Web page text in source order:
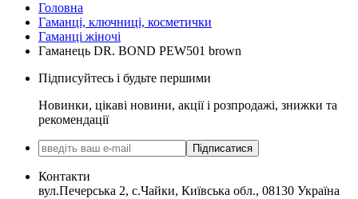
Головна
Гаманці, ключниці, косметички
Гаманці жіночі
Гаманець DR. BOND PEW501 brown
Підписуйтесь і будьте першими
Новинки, цікаві новини, акції і розпродажі, знижки та
рекомендації
Підписатися
Контакти
вул.Печерська 2, с.Чайки, Київська обл., 08130 Україна